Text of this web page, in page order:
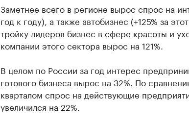
Заметнее всего в регионе вырос спрос на
год к году), а также автобизнес (+125% за
тройку лидеров бизнес в сфере красоты и
компании этого сектора вырос на 121%.
В целом по России за год интерес
готового бизнеса вырос на 32%. По
кварталом спрос на действующие
увеличился на 22%.